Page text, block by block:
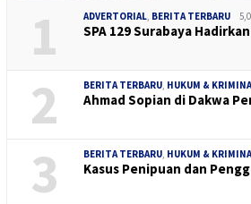
1 ADVERTORIAL, BERITA TERBARU
SPA 129 Surabaya
2 BERITA TERBARU, HUKUM &
Ahmad Sopian di Dakwa
3 BERITA TERBARU, HUKUM &
Kasus Penipuan dan